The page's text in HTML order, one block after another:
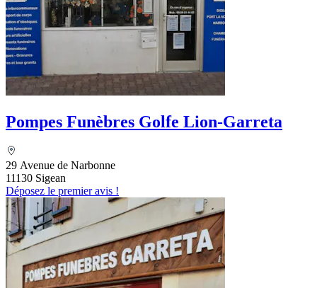
Pompes Funèbres Golfe Lion-Garreta
29 Avenue de Narbonne
11130 Sigean
Déposez le premier avis !